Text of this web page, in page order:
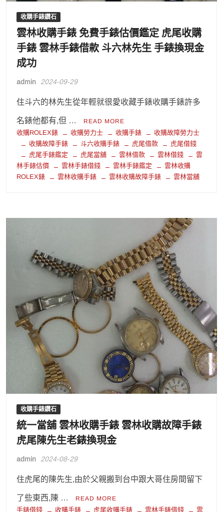
收購手錶鑽石
雲林收購手錶 免費手錶估價鑑定 虎尾收購
手錶 雲林手錶借款 斗六林先生 手錶換現金
成功
admin 2024-09-29
住斗六的林先生從年輕就很愛收藏手錶收購手錶許多
名錶他都有,但 … READ MORE
收購ROLEX錶 收購勞力士 收購手錶
收購故障勞力士
收購故障手錶
斗六收購手錶 虎尾借款
虎尾借錢
虎尾手錶鑑定
虎尾當舖 雲林借款 雲林借錢
雲
林手錶估價
雲林手錶借錢 雲林手錶鑑定
雲林收購
ROLEX錶
雲林收購手錶 雲林收購故障手錶 雲林當舖
收購手錶鑽石
統一當舖 雲林收購手錶 雲林收購故障手錶
虎尾陳先生老錶換現金
admin 2024-08-29
住虎尾的陳先生,由於父親搬到台中跟大哥住房間留下
了些東西,陳 … READ MORE
手錶借錢 收購手錶 虎尾收購手錶 雲林手錶借錢 雲